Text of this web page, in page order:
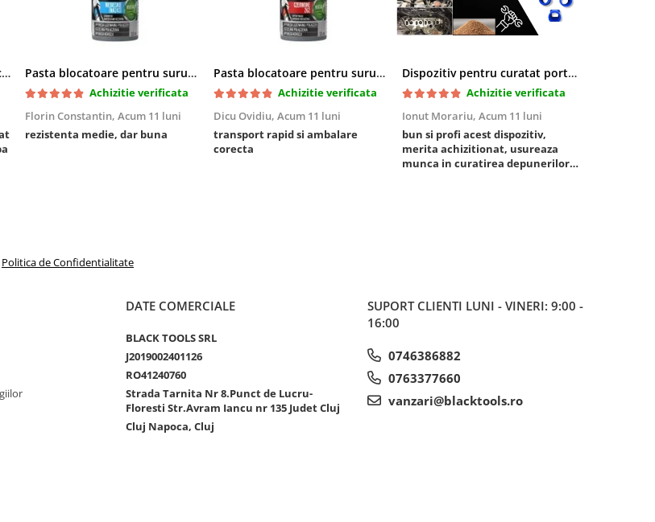
Cric pneumatic perna de aer cu inaltator 6T Pasta blocatoare pentru suruburi,rezistenta medie
Achizitie verificata
Florin Constantin, Acum 11 luni
rezistenta medie, dar buna
Pasta blocatoare pentru suruburi,rezistenta inalta
Achizitie verificata
Dicu Ovidiu, Acum 11 luni
transport rapid si ambalare
corecta
Dispozitiv pentru curatat porturi admisie si evacuare fara demontare cu coji de nuca si accesorii incluse
Achizitie verificata
Ionut Morariu, Acum 11 luni
bun si profi acest dispozitiv,
merita achizitionat, usureaza
munca in curatirea depunerilor
Politica de Confidentialitate
DATE COMERCIALE
BLACK TOOLS SRL
J2019002401126
RO41240760
Strada Tarnita Nr 8.Punct de Lucru-
Floresti Str.Avram Iancu nr 135 Judet Cluj
Cluj Napoca, Cluj
SUPORT CLIENTI LUNI - VINERI: 9:00 -
16:00
0746386882
0763377660
vanzari@blacktools.ro